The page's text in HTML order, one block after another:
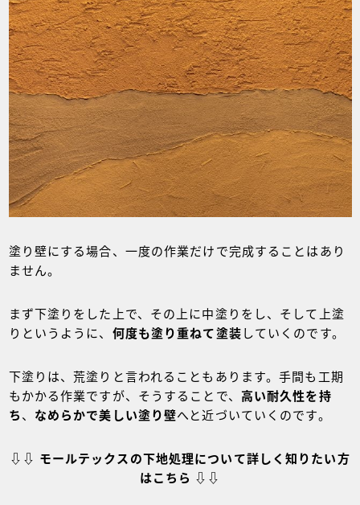
塗り壁にする場合、一度の作業だけで完成することはあり
ません。
まず下塗りをした上で、その上に中塗りをし、そして上塗
りというように、 何度も塗り重ねて塗装していくのです。
下塗りは、荒塗りと言われることもあります。手間も工期
もかかる作業ですが、そうすることで、 高い耐久性を持
ち、 なめらかで美しい塗り壁へと近づいていくのです。
⇩⇩ モールテックスの下地処理について詳しく知りたい方
はこちら ⇩⇩